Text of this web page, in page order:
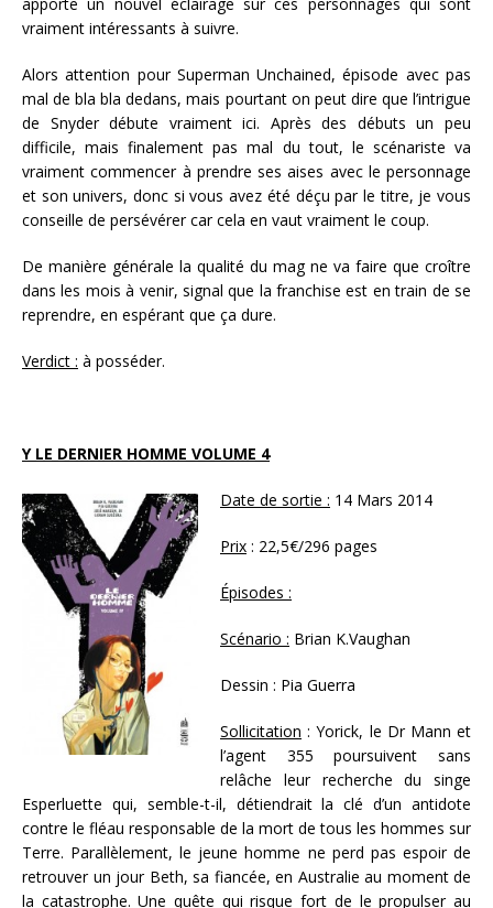
apporte un nouvel éclairage sur ces personnages qui sont
vraiment intéressants à suivre.
Alors attention pour Superman Unchained, épisode avec pas
mal de bla bla dedans, mais pourtant on peut dire que l’intrigue
de Snyder débute vraiment ici. Après des débuts un peu
difficile, mais finalement pas mal du tout, le scénariste va
vraiment commencer à prendre ses aises avec le personnage
et son univers, donc si vous avez été déçu par le titre, je vous
conseille de persévérer car cela en vaut vraiment le coup.
De manière générale la qualité du mag ne va faire que croître
dans les mois à venir, signal que la franchise est en train de se
reprendre, en espérant que ça dure.
Verdict : à posséder.
Y LE DERNIER HOMME VOLUME 4
Date de sortie : 14 Mars 2014
Prix : 22,5€/296 pages
Épisodes :
Scénario : Brian K.Vaughan
Dessin : Pia Guerra
Sollicitation : Yorick, le Dr Mann et
l’agent 355 poursuivent sans
relâche leur recherche du singe
Esperluette qui, semble-t-il, détiendrait la clé d’un antidote
contre le fléau responsable de la mort de tous les hommes sur
Terre. Parallèlement, le jeune homme ne perd pas espoir de
retrouver un jour Beth, sa fiancée, en Australie au moment de
la catastrophe. Une quête qui risque fort de le propulser au